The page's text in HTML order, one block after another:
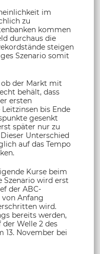
im
zu
kommen
durchaus die
steigen
Szenario somit
ob der Markt mit
behält, dass
ersten
bis Ende
gesenkt
später nur zu
Unterschied
auf das Tempo
Kurse beim
Szenario wird erst
der ABC-
von Anfang
wird.
bereits werden,
Welle 2 des
13. November bei